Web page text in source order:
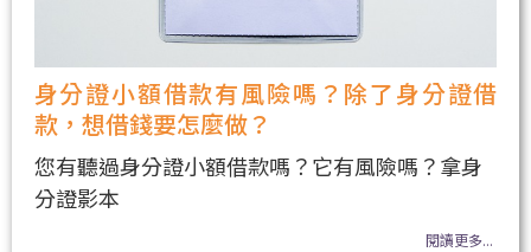
身分證小額借款有風險嗎？除了身分證借
款，想借錢要怎麼做？
您有聽過身分證小額借款嗎？它有風險嗎？拿身
分證影本
閱讀更多...